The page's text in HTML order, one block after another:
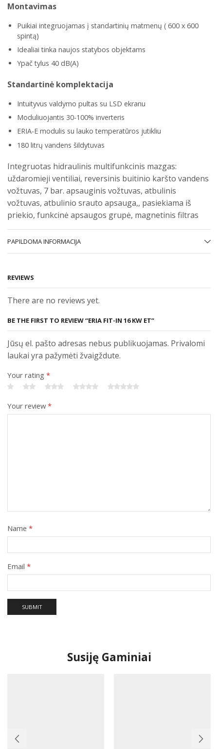
Montavimas
Puikiai integruojamas į standartinių matmenų ( 600 x 600
spintą)
Idealiai tinka naujos statybos objektams
Ypač tylus 40 dB(A)
Standartinė komplektacija
Intuityvus valdymo pultas su LSD ekranu
Moduliuojantis 30-100% inverteris
ERIA-E modulis su lauko temperatūros jutikliu
180 litrų vandens šildytuvas
Integruotas hidraulinis multifunkcinis mazgas:
uždaromieji ventiliai, reversinis buitinio karšto vandens
vožtuvas, 7 bar. apsauginis vožtuvas, atbulinis
vožtuvas, atbulinio srauto apsauga,, pasiekiama iš
priekio, funkcinė apsaugos grupė, magnetinis filtras
PAPILDOMA INFORMACIJA
REVIEWS
There are no reviews yet.
BE THE FIRST TO REVIEW “ERIA FIT-IN 16 KW ET”
Jūsų el. pašto adresas nebus publikuojamas. Privalomi
laukai yra pažymėti žvaigždute.
Your rating *
Your review*
Name *
Email *
Susiję Gaminiai